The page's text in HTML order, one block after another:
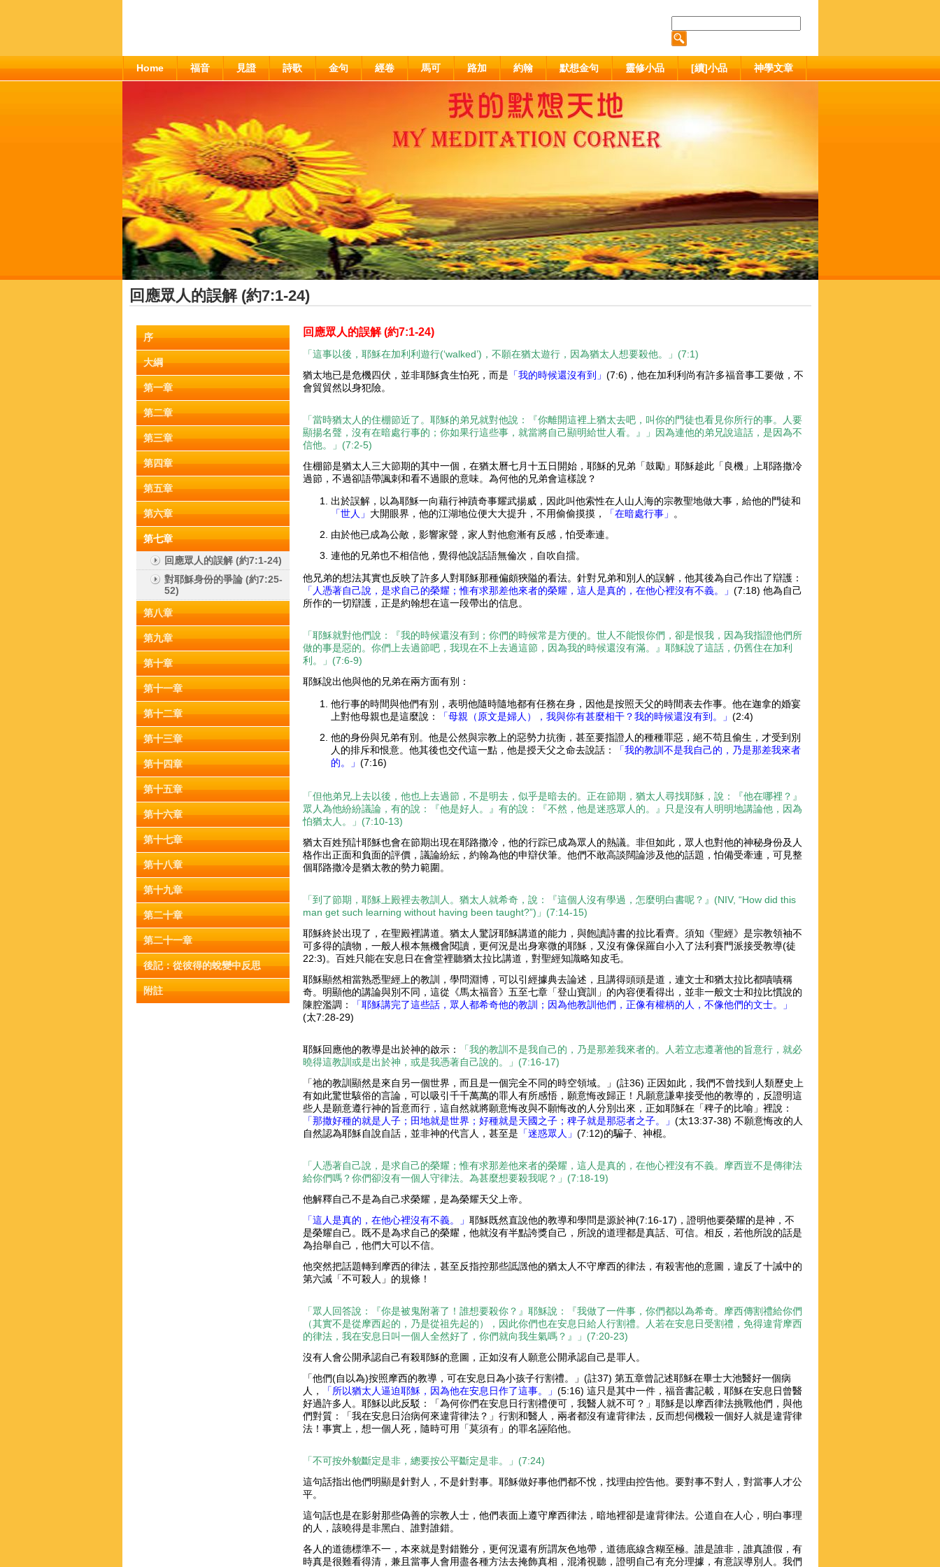
Home 福音 見證 詩歌 金句 經卷 馬可 路加 約翰 默想金句 靈修小品 [續]小品 神學文章
回應眾人的誤解 (約7:1-24)
序
大綱
第一章
第二章
第三章
第四章
第五章
第六章
第七章
回應眾人的誤解 (約7:1-24)
對耶穌身份的爭論 (約7:25-
52)
第八章
第九章
第十章
第十一章
第十二章
第十三章
第十四章
第十五章
第十六章
第十七章
第十八章
第十九章
第二十章
第二十一章
後記：從彼得的蛻變中反思
附註
回應眾人的誤解(約7:1-24)
「這事以後，耶穌在加利利遊行(‘walked’)，不願在猶太遊行，因為猶太人想要殺他。」(7:1)
猶太地已是危機四伏，並非耶穌貪生怕死，而是 「我的時候還沒有到」(7:6)，他在加利利尚有許多福音事工要做，不
會貿貿然以身犯險。
「當時猶太人的住棚節近了。耶穌的弟兄就對他說：『你離開這裡上猶太去吧，叫你的門徒也看見你所行的事。人要
顯揚名聲，沒有在暗處行事的；你如果行這些事，就當將自己顯明給世人看。』」因為連他的弟兄說這話，是因為不
信他。」 (7:2-5)
住棚節是猶太人三大節期的其中一個，在猶太曆七月十五日開始，耶穌的兄弟「鼓勵」耶穌趁此「良機」上耶路撒冷
過節，不過卻語帶諷刺和看不過眼的意味。為何他的兄弟會這樣說？
出於誤解，以為耶穌一向藉行神蹟奇事耀武揚威，因此叫他索性在人山人海的宗教聖地做大事，給他的門徒和
「世人」 大開眼界，他的江湖地位便大大提升，不用偷偷摸摸， 「在暗處行事」
。
由於他已成為公敵，影響家聲，家人對他愈漸有反感，怕受牽連。
連他的兄弟也不相信他，覺得他說話語無倫次，自吹自擂。
他兄弟的想法其實也反映了許多人對耶穌那種偏頗狹隘的看法。針對兄弟和別人的誤解，他其後為自己作出了辯護：
「人憑著自己說，是求自己的榮耀；惟有求那差他來者的榮耀，這人是真的，在他心裡沒有不義。」(7:18)他為自己
所作的一切辯護，正是約翰想在這一段帶出的信息。
「耶穌就對他們說：『我的時候還沒有到；你們的時候常是方便的。世人不能恨你們，卻是恨我，因為我指證他們所
做的事是惡的。你們上去過節吧，我現在不上去過這節，因為我的時候還沒有滿。』耶穌說了這話，仍舊住在加利
利。」(7:6-9)
耶穌說出他與他的兄弟在兩方面有別：
他行事的時間與他們有別，表明他隨時隨地都有任務在身，因他是按照天父的時間表去作事。他在迦拿的婚宴
上對他母親也是這麼說：
「母親（原文是婦人），我與你有甚麼相干？我的時候還沒有到。」(2:4)
他的身份與兄弟有別。他是公然與宗教上的惡勢力抗衡，甚至要指證人的種種罪惡，絕不苟且偷生，才受到別
人的排斥和恨意。他其後也交代這一點，他是授天父之命去說話：
「我的教訓不是我自己的，乃是那差我來者
的。」(7:16)
「但他弟兄上去以後，他也上去過節，不是明去，似乎是暗去的。正在節期，猶太人尋找耶穌，說：『他在哪裡？』
眾人為他紛紛議論，有的說：『他是好人。』有的說：『不然，他是迷惑眾人的。』只是沒有人明明地講論他，因為
怕猶太人。」 (7:10-13)
猶太百姓預計耶穌也會在節期出現在耶路撒冷，他的行踪已成為眾人的熱議。非但如此，眾人也對他的神秘身份及人
格作出正面和負面的評價，議論紛紜，約翰為他的申辯伏筆。他們不敢高談闊論涉及他的話題，怕備受牽連，可見整
個耶路撒冷是猶太教的勢力範圍。
「到了節期，耶穌上殿裡去教訓人。猶太人就希奇，說：『這個人沒有學過，怎麼明白書呢？』 (NIV, “How did this
man get such learning without having been taught?”) 」 (7:14-15)
耶穌終於出現了，在聖殿裡講道。猶太人驚訝耶穌講道的能力，與飽讀詩書的拉比看齊。須知《聖經》是宗教領袖不
可多得的讀物，一般人根本無機會閱讀，更何況是出身寒微的耶穌，又沒有像保羅自小入了法利賽門派接受教導(徒
22:3)。百姓只能在安息日在會堂裡聽猶太拉比講道，對聖經知識略知皮毛。
耶穌顯然相當熟悉聖經上的教訓，學問淵博，可以引經據典去論述，且講得頭頭是道，連文士和猶太拉比都嘖嘖稱
奇。明顯他的講論與別不同，這從《馬太福音》五至七章「登山寶訓」的內容便看得出，並非一般文士和拉比慣說的
陳腔濫調：
「耶穌講完了這些話，眾人都希奇他的教訓；因為他教訓他們，正像有權柄的人，不像他們的文士。」
(太7:28-29)
耶穌回應他的教導是出於神的啟示：
「我的教訓不是我自己的，乃是那差我來者的。人若立志遵著他的旨意行，就必
曉得這教訓或是出於神，或是我憑著自己說的。」(7:16-17)
「祂的教訓顯然是來自另一個世界，而且是一個完全不同的時空領域。」(註36) 正因如此，我們不曾找到人類歷史上
有如此驚世駭俗的言論，可以吸引千千萬萬的罪人有所感悟，願意悔改歸正！凡願意謙卑接受他的教導的，反證明這
些人是願意遵行神的旨意而行，這自然就將願意悔改與不願悔改的人分別出來，正如耶穌在「稗子的比喻」裡說：
「那撒好種的就是人子；田地就是世界；好種就是天國之子；稗子就是那惡者之子。」(太13:37-38) 不願意悔改的人
自然認為耶穌自說自話，並非神的代言人，甚至是 「迷惑眾人」(7:12)的騙子、神棍。
「人憑著自己說，是求自己的榮耀；惟有求那差他來者的榮耀，這人是真的，在他心裡沒有不義。摩西豈不是傳律法
給你們嗎？你們卻沒有一個人守律法。為甚麼想要殺我呢？」 (7:18-19)
他解釋自己不是為自己求榮耀，是為榮耀天父上帝。
「這人是真的，在他心裡沒有不義。」耶穌既然直說他的教導和學問是源於神(7:16-17)，證明他要榮耀的是神，不
是榮耀自己。既不是為求自己的榮耀，他就沒有半點誇獎自己，所說的道理都是真話、可信。相反，若他所說的話是
為抬舉自己，他們大可以不信。
他突然把話題轉到摩西的律法，甚至反指控那些詆譭他的猶太人不守摩西的律法，有殺害他的意圖，違反了十誡中的
第六誡「不可殺人」的規條！
「眾人回答說：『你是被鬼附著了！誰想要殺你？』耶穌說：『我做了一件事，你們都以為希奇。摩西傳割禮給你們
（其實不是從摩西起的，乃是從祖先起的），因此你們也在安息日給人行割禮。人若在安息日受割禮，免得違背摩西
的律法，我在安息日叫一個人全然好了，你們就向我生氣嗎？』」 (7:20-23)
沒有人會公開承認自己有殺耶穌的意圖，正如沒有人願意公開承認自己是罪人。
「他們(自以為)按照摩西的教導，可在安息日為小孩子行割禮。」(註37) 第五章曾記述耶穌在畢士大池醫好一個病
人，
「所以猶太人逼迫耶穌，因為他在安息日作了這事。」(5:16) 這只是其中一件，福音書記載，耶穌在安息日曾醫
好過許多人。耶穌以此反駁：「為何你們在安息日行割禮便可，我醫人就不可？」耶穌是以摩西律法挑戰他們，與他
們對質：「我在安息日治病何來違背律法？」行割和醫人，兩者都沒有違背律法，反而想伺機殺一個好人就是違背律
法！事實上，想一個人死，隨時可用「莫須有」的罪名誣陷他。
「不可按外貌斷定是非，總要按公平斷定是非。」(7:24)
這句話指出他們明顯是針對人，不是針對事。耶穌做好事他們都不悅，找理由控告他。要對事不對人，對當事人才公
平。
這句話也是在影射那些偽善的宗教人士，他們表面上遵守摩西律法，暗地裡卻是違背律法。公道自在人心，明白事理
的人，該曉得是非黑白、誰對誰錯。
各人的道德標準不一，本來就是對錯難分，更何況還有所謂灰色地帶，道德底線含糊至極。誰是誰非，誰真誰假，有
時真是很難看得清，兼且當事人會用盡各種方法去掩飾真相，混淆視聽，證明自己有充分理據，有意誤導別人。我們